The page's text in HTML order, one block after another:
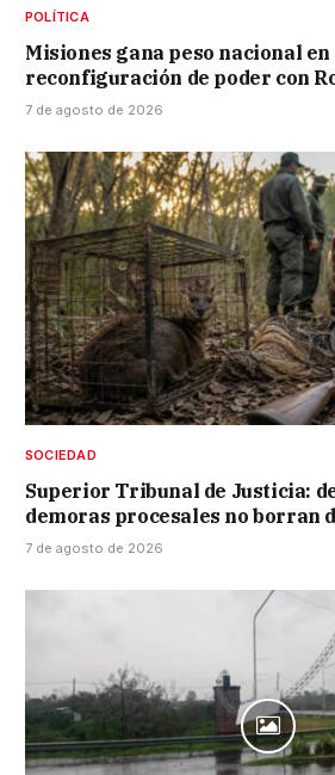
POLÍTICA
Misiones gana peso nacional
reconfiguración de poder con
7 de agosto de 2026
SOCIEDAD
Superior Tribunal de Justicia:
demoras procesales no borran
7 de agosto de 2026